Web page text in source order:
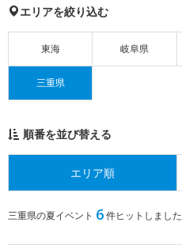
エリアを絞り込む
東海 岐阜県
三重県
順番を並び替える
エリア順
三重県の夏イベント 6件ヒットしました